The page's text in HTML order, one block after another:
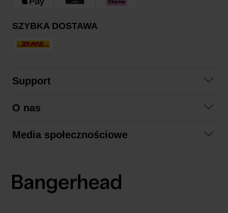
SZYBKA DOSTAWA
Support
Regulamin zakupów
O nas
Zrównoważony rozwój
Media społecznościowe
LinkedIn